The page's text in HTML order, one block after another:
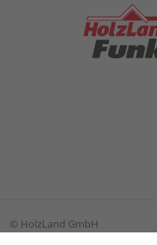
© HolzLand GmbH